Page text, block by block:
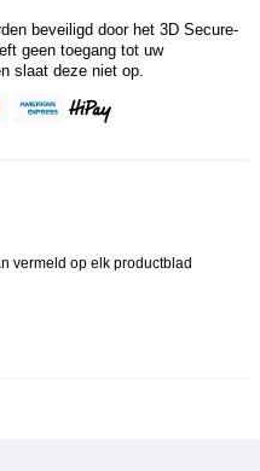
beveiligd door het 3D Secure-
geen toegang tot uw
slaat deze niet op.
vermeld op elk productblad